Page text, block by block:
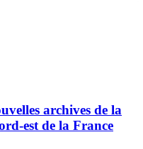
archives de la
est de la France